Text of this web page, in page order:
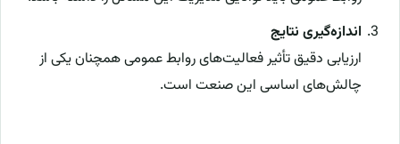
اندازه‌گیری نتایج
ارزیابی دقیق تأثیر فعالیت‌های روابط عمومی همچنان یکی از
چالش‌های اساسی این صنعت است.